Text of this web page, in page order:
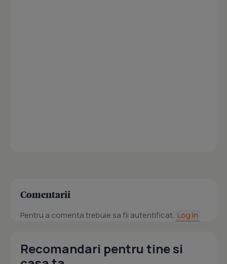
Comentarii
Pentru a comenta trebuie sa fii autentificat. Log in
Recomandari pentru tine si